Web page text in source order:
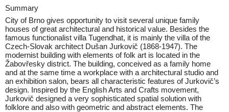
Summary
City of Brno gives opportunity to visit several unique family
houses of great architectural and historical value. Besides the
famous functionalist villa Tugendhat, it is mainly the villa of the
Czech-Slovak architect Dušan Jurkovič (1868-1947). The
modernist building with elements of folk art is located in the
Žabovřesky district. The building, conceived as a family home
and at the same time a workplace with a architectural studio and
an exhibition salon, bears all characteristic features of Jurkovič’s
design. Inspired by the English Arts and Crafts movement,
Jurkovič designed a very sophisticated spatial solution with
folklore and also with geometric and abstract elements. The